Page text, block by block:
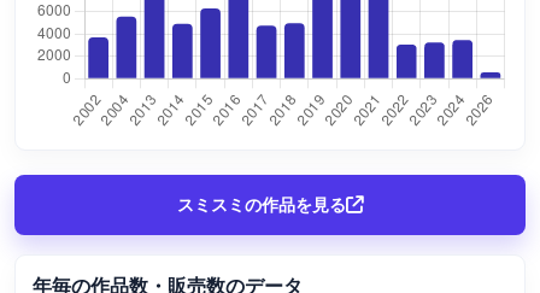
スミスミの作品を見る
年毎の作品数・販売数のデータ